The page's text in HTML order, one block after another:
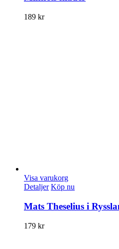
189 kr
Visa varukorg
Detaljer Köp nu
Mats Theselius i
179 kr